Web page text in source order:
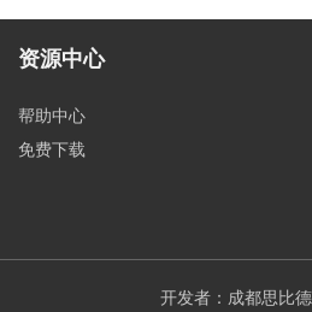
资源中心
帮助中心
免费下载
开发者：成都思比